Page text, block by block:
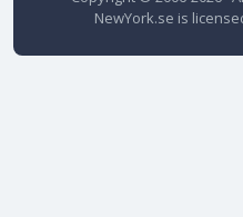
NewYork.se is